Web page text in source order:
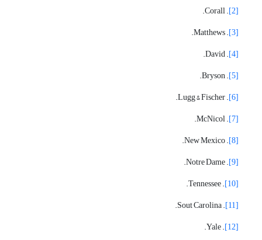
[2]
. Corall.
[3]
. Matthews.
[4]
. David.
[5]
. Bryson.
[6]
. Lugg & Fischer.
[7]
. McNicol.
[8]
. New Mexico.
[9]
. Notre Dame.
[10]
. Tennessee.
[11]
. Sout Carolina.
[12]
. Yale.